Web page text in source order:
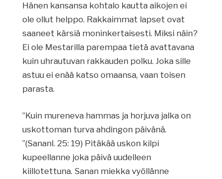
Hänen kansansa kohtalo kautta aikojen ei
ole ollut helppo. Rakkaimmat lapset ovat
saaneet kärsiä moninkertaisesti. Miksi näin?
Ei ole Mestarilla parempaa tietä avattavana
kuin uhrautuvan rakkauden polku. Joka sille
astuu ei enää katso omaansa, vaan toisen
parasta.
”Kuin mureneva hammas ja horjuva jalka on
uskottoman turva ahdingon päivänä.
”(Sananl. 25: 19) Pitäkää uskon kilpi
kupeellanne joka päivä uudelleen
kiillotettuna. Sanan miekka vyöllänne